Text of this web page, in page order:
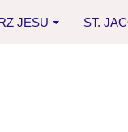
JESU ST.